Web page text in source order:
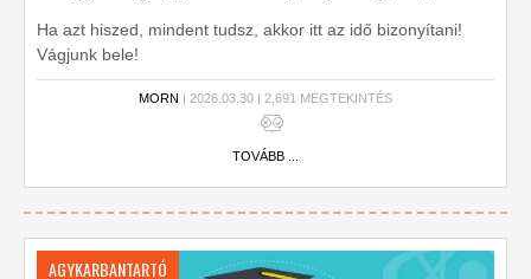
Ha azt hiszed, mindent tudsz, akkor itt az idő bizonyítani!
Vágjunk bele!
MORN | 2026.03.30 | 2,691 MEGTEKINTÉS
TOVÁBB ...
AGYKARBANTARTÓ